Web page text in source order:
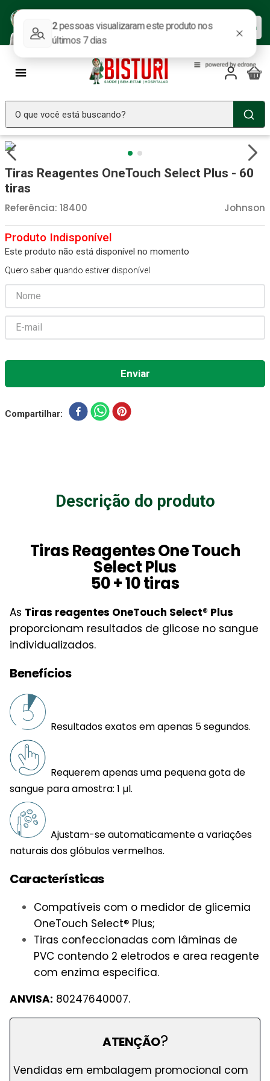
Baixe nosso APP e aproveite as
ofertas.
Baixar agora
O que você está buscando?
Tiras Reagentes OneTouch Select Plus - 60
tiras
Johnson
Referência: 18400
Este produto não está disponível no momento
Quero saber quando estiver disponível
Compartilhar
Descrição do produto
Tiras Reagentes One Touch
Select Plus
50 + 10 tiras
As Tiras reagentes OneTouch Select® Plus
proporcionam resultados de glicose no sangue
individualizados.
Benefícios
Resultados exatos em apenas 5 segundos.
Requerem apenas uma pequena gota de
sangue para amostra: 1 µl.
Ajustam-se automaticamente a variações
naturais dos glóbulos vermelhos.
Características
Compatíveis com o medidor de glicemia
OneTouch Select® Plus;
Tiras confeccionadas com lâminas de
PVC contendo 2 eletrodos e area reagente
com enzima especifica.
ANVISA: 80247640007.
ATENÇÃO?
Vendidas em embalagem promocional com
2º Fralda Geriatrica
3º Luva Latex
4º Estetoscopio Littmann
5º Aparelho Pressão
6 º Littmann
Absorvente Geriatrico
8º Gaze Esteril
9º